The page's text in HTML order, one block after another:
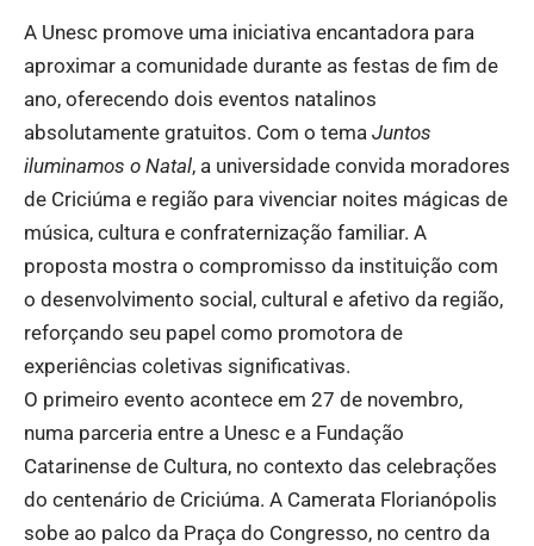
A Unesc promove uma iniciativa encantadora para
aproximar a comunidade durante as festas de fim de
ano, oferecendo dois eventos natalinos
absolutamente gratuitos. Com o tema Juntos
iluminamos o Natal, a universidade convida moradores
de Criciúma e região para vivenciar noites mágicas de
música, cultura e confraternização familiar. A
proposta mostra o compromisso da instituição com
o desenvolvimento social, cultural e afetivo da região,
reforçando seu papel como promotora de
experiências coletivas significativas.
O primeiro evento acontece em 27 de novembro,
numa parceria entre a Unesc e a Fundação
Catarinense de Cultura, no contexto das celebrações
do centenário de Criciúma. A Camerata Florianópolis
sobe ao palco da Praça do Congresso, no centro da